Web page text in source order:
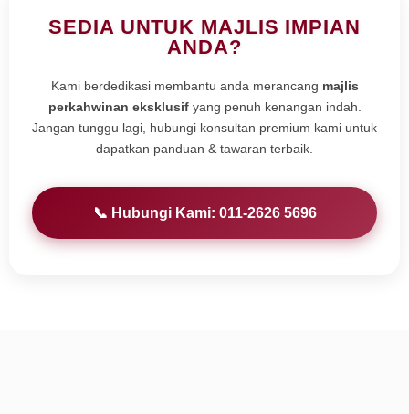
SEDIA UNTUK MAJLIS IMPIAN
ANDA?
Kami berdedikasi membantu anda merancang majlis
perkahwinan eksklusifyang penuh kenangan indah.
Jangan tunggu lagi, hubungi konsultan premium kami untuk
dapatkan panduan & tawaran terbaik.
📞 Hubungi Kami: 011-2626 5696